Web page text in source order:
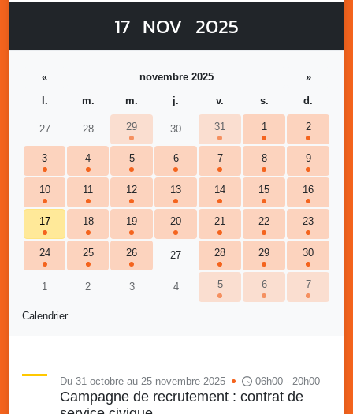
17 NOV 2025
Calendrier
« novembre 2025
»
l.
m. m. j. v. s. d.
27 28 29 30 31 1 2
3 4 5 6 7 8 9
10 11 12 13 14 15 16
17 18 19 20 21 22 23
24 25 26 27 28 29 30
1 2 3 4 5 6 7
Du 31 octobre au 25 novembre 2025 06h00 - 20h00
Campagne de recrutement : contrat de